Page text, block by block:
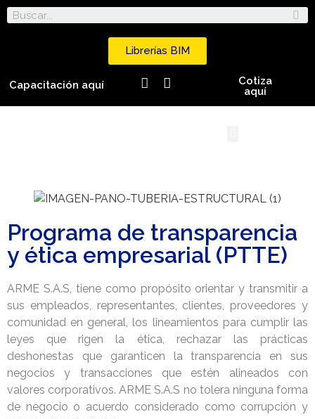
Librerías BIM
Capacitación aquí
Cotiza
aquí
Programa de transparencia
y ética empresarial (PTTE)
ARME S.A.S, tiene como propósito orientar y transmitir a
sus empleados, representantes, clientes, proveedores y
comunidad en general, los lineamientos para cumplir las
leyes que rigen la ética, rechazar las prácticas
deshonestas que garanticen la transparencia en sus
negocios y transacciones que estén alineados con
valores corporativos. ARME S.A.S no tolera ninguna forma
de negocio o acuerdo considerado como corrupción y